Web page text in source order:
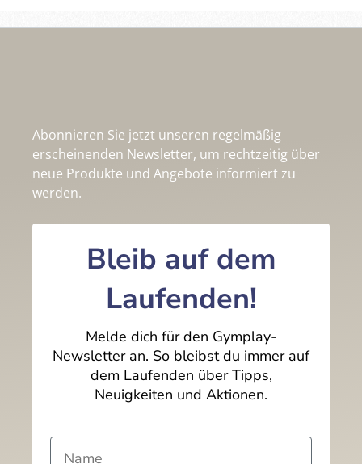
Abonnieren Sie jetzt unseren regelmäßig
erscheinenden Newsletter, um rechtzeitig über
neue Produkte und Angebote informiert zu
werden.
Bleib auf dem
Laufenden!
Melde dich für den Gymplay-
Newsletter an. So bleibst du immer auf
dem Laufenden über Tipps,
Neuigkeiten und Aktionen.